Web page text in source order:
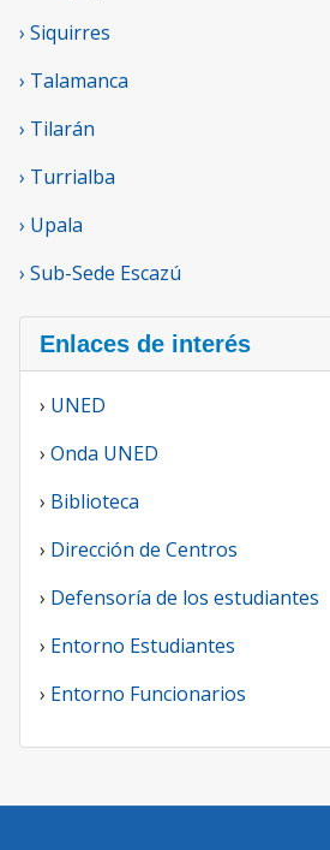
› Siquirres
› Talamanca
› Tilarán
› Turrialba
› Upala
› Sub-Sede Escazú
Enlaces de interés
› UNED
› Onda UNED
› Biblioteca
› Dirección de Centros
› Defensoría de los estudiantes
› Entorno Estudiantes
› Entorno Funcionarios